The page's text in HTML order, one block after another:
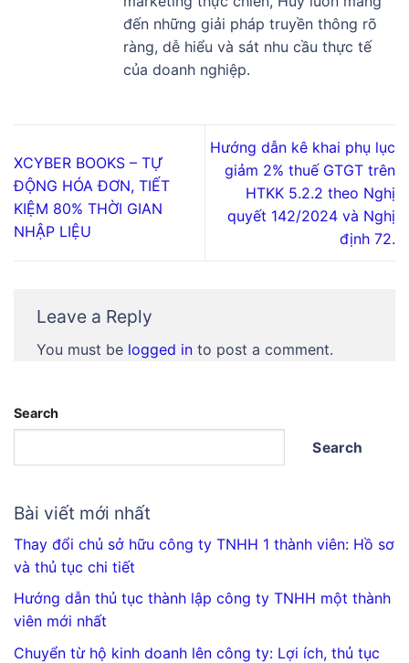
đến những giải pháp truyền thông rõ
ràng, dễ hiểu và sát nhu cầu thực tế
của doanh nghiệp.
XCYBER BOOKS – TỰ
ĐỘNG HÓA ĐƠN, TIẾT
KIỆM 80% THỜI GIAN
NHẬP LIỆU
Hướng dẫn kê khai phụ lục
giảm 2% thuế GTGT trên
HTKK 5.2.2 theo Nghị
quyết 142/2024 và Nghị
định 72.
Leave a Reply
You must be logged in to post a comment.
Search
Search
Bài viết mới nhất
Thay đổi chủ sở hữu công ty TNHH 1 thành viên: Hồ sơ
và thủ tục chi tiết
Hướng dẫn thủ tục thành lập công ty TNHH một thành
viên mới nhất
Chuyển từ hộ kinh doanh lên công ty: Lợi ích, thủ tục